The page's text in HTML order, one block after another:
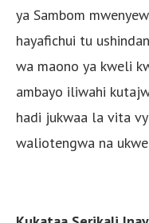
ya Sambom
hayafichui tu
wa maono ya kweli
ambayo iliwahi
hadi jukwaa la vita
waliotengwa na